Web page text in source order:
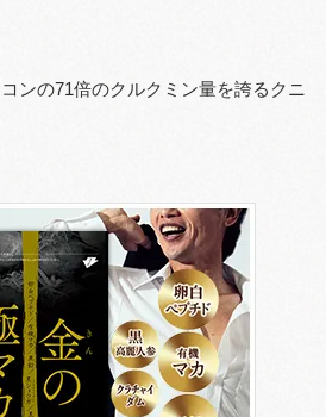
ンの71倍のクルクミン量を誇るクニ